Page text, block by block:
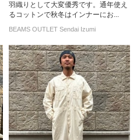
羽織りとして大変優秀です。通年使え
るコットンで秋冬はインナーにお...
BEAMS OUTLET Sendai Izumi